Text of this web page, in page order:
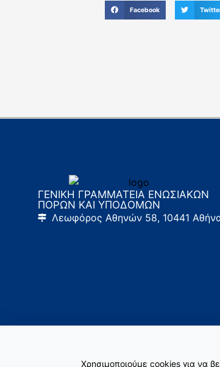
Facebook
ΓΕΝΙΚΗ ΓΡΑΜΜΑΤΕΙΑ ΕΝΩΣΙΑΚΩΝ
ΠΟΡΩΝ ΚΑΙ ΥΠΟΔΟΜΩΝ
Λεωφόρος Αθηνών 58, 10441
Χρησιμοποιούμε cookies για να